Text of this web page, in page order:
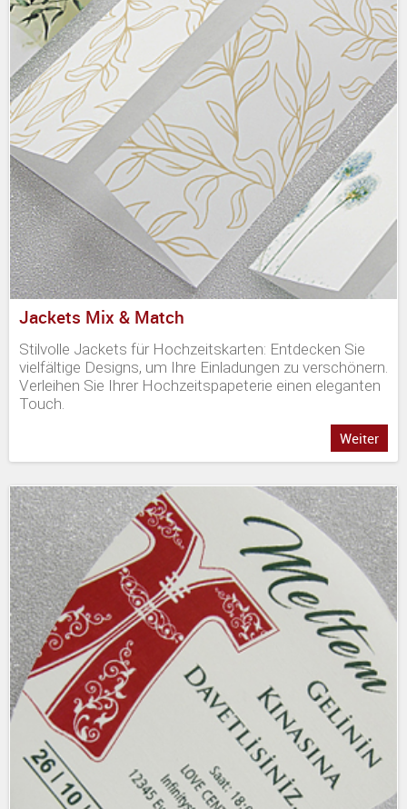
Jackets Mix & Match
Stilvolle Jackets für Hochzeitskarten: Entdecken Sie
vielfältige Designs, um Ihre Einladungen zu verschönern.
Verleihen Sie Ihrer Hochzeitspapeterie einen eleganten
Touch.
Weiter